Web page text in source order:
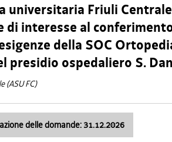
universitaria Friuli Centrale
di interesse al
della SOC
presidio ospedaliero S.
(ASU FC)
delle domande: 31.12.2026